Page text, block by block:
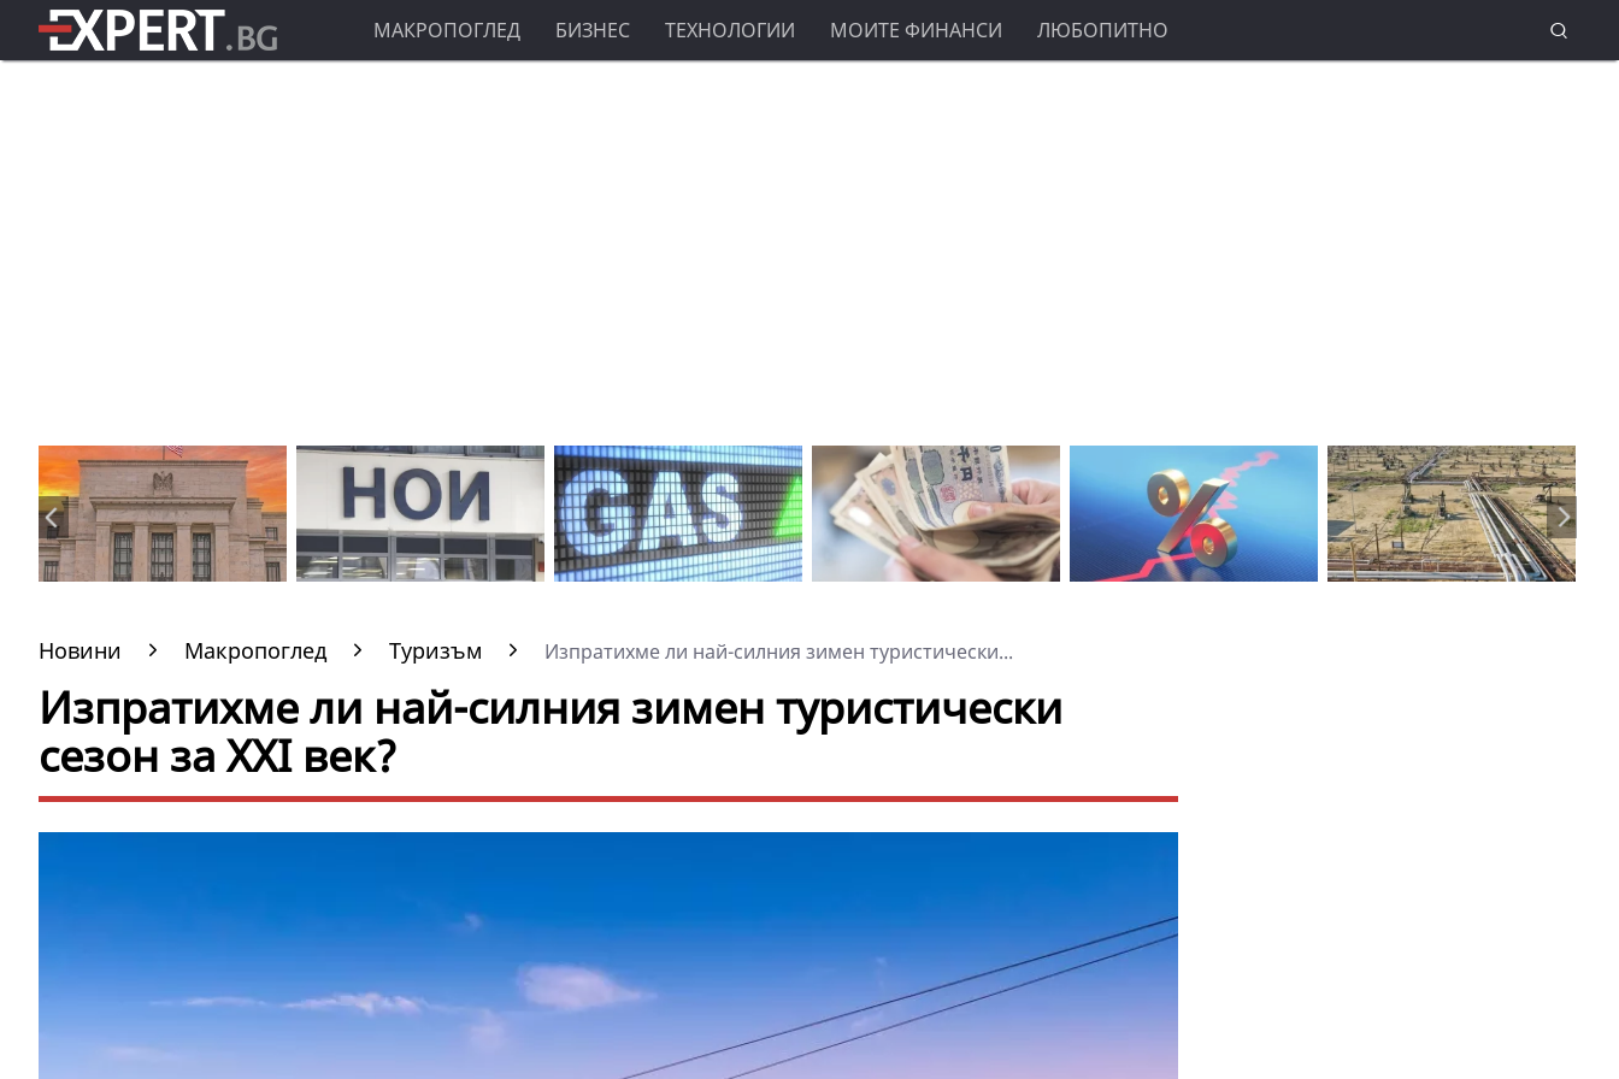
МАКРОПОГЛЕД БИЗНЕС ТЕХНОЛОГИИ МОИТЕ ФИНАНСИ ЛЮБОПИТНО
Новини Макропоглед Туризъм Изпратихме ли най-силния зимен туристически...
Изпратихме ли най-силния зимен туристически
сезон за XXI век?